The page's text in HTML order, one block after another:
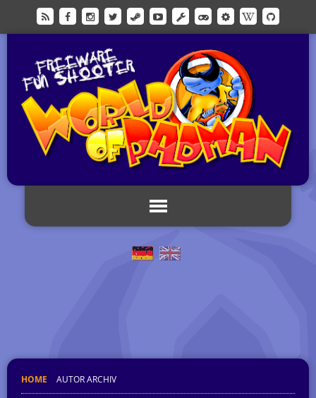
HOME AUTOR ARCHIV